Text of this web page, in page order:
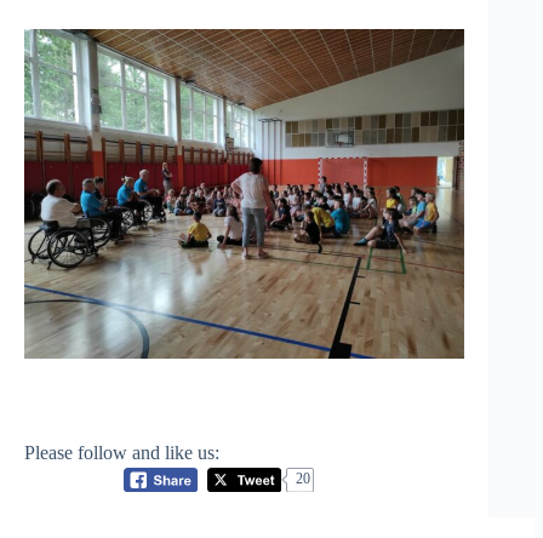
Please follow and like us:
20